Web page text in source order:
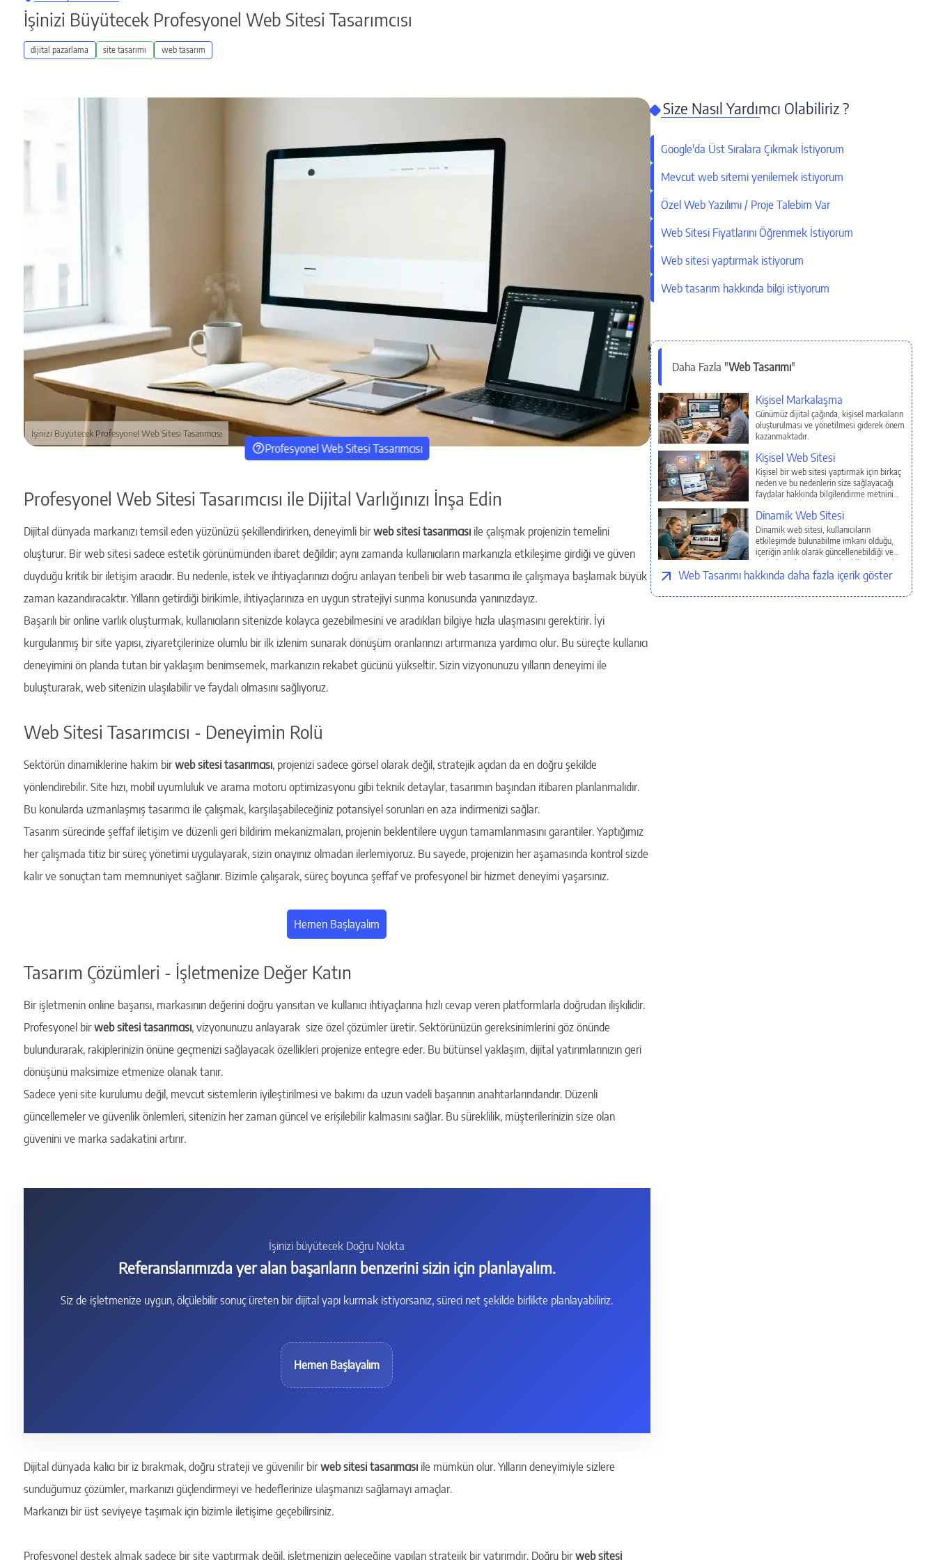
İşinizi Büyütecek Profesyonel Web Sitesi Tasarımcısı
İşinizi Büyütecek Profesyonel Web Sitesi Tasarımcısı
Profesyonel Web Sitesi Tasarımcısı
Profesyonel Web Sitesi Tasarımcısı ile Dijital Varlığınızı İnşa Edin
Dijital dünyada markanızı temsil eden yüzünüzü şekillendirirken, deneyimli birweb sitesi tasarımcısıile çalışmak projenizin temelini
oluşturur. Bir web sitesi sadece estetik görünümünden ibaret değildir; aynı zamanda kullanıcıların markanızla etkileşime girdiği ve güven
duyduğu kritik bir iletişim aracıdır. Bu nedenle, istek ve ihtiyaçlarınızı doğru anlayan teribeli bir web tasarımcı ile çalışmaya başlamak büyük
zaman kazandıracaktır. Yılların getirdiği birikimle, ihtiyaçlarınıza en uygun stratejiyi sunma konusunda yanınızdayız.
Başarılı bir online varlık oluşturmak, kullanıcıların sitenizde kolayca gezebilmesini ve aradıkları bilgiye hızla ulaşmasını gerektirir. İyi
kurgulanmış bir site yapısı, ziyaretçilerinize olumlu bir ilk izlenim sunarak dönüşüm oranlarınızı artırmanıza yardımcı olur. Bu süreçte kullanıcı
deneyimini ön planda tutan bir yaklaşım benimsemek, markanızın rekabet gücünü yükseltir. Sizin vizyonunuzu yılların deneyimi ile
buluşturarak, web sitenizin ulaşılabilir ve faydalı olmasını sağlıyoruz.
Web Sitesi Tasarımcısı - Deneyimin Rolü
Sektörün dinamiklerine hakim birweb sitesi tasarımcısı, projenizi sadece görsel olarak değil, stratejik açıdan da en doğru şekilde
yönlendirebilir. Site hızı, mobil uyumluluk ve arama motoru optimizasyonu gibi teknik detaylar, tasarımın başından itibaren planlanmalıdır.
Bu konularda uzmanlaşmış tasarımcı ile çalışmak, karşılaşabileceğiniz potansiyel sorunları en aza indirmenizi sağlar.
Tasarım sürecinde şeffaf iletişim ve düzenli geri bildirim mekanizmaları, projenin beklentilere uygun tamamlanmasını garantiler. Yaptığımız
her çalışmada titiz bir süreç yönetimi uygulayarak, sizin onayınız olmadan ilerlemiyoruz. Bu sayede, projenizin her aşamasında kontrol sizde
kalır ve sonuçtan tam memnuniyet sağlanır. Bizimle çalışarak, süreç boyunca şeffaf ve profesyonel bir hizmet deneyimi yaşarsınız.
Hemen Başlayalım
Tasarım Çözümleri - İşletmenize Değer Katın
Bir işletmenin online başarısı, markasının değerini doğru yansıtan ve kullanıcı ihtiyaçlarına hızlı cevap veren platformlarla doğrudan ilişkilidir.
Profesyonel birweb sitesi tasarımcısı, vizyonunuzu anlayarak size özel çözümler üretir. Sektörünüzün gereksinimlerini göz önünde
bulundurarak, rakiplerinizin önüne geçmenizi sağlayacak özellikleri projenize entegre eder. Bu bütünsel yaklaşım, dijital yatırımlarınızın geri
dönüşünü maksimize etmenize olanak tanır.
Sadece yeni site kurulumu değil, mevcut sistemlerin iyileştirilmesi ve bakımı da uzun vadeli başarının anahtarlarındandır. Düzenli
güncellemeler ve güvenlik önlemleri, sitenizin her zaman güncel ve erişilebilir kalmasını sağlar. Bu süreklilik, müşterilerinizin size olan
güvenini ve marka sadakatini artırır.
İşinizi büyütecek Doğru Nokta
Referanslarımızda yer alan başarıların benzerini sizin için planlayalım.
Siz de işletmenize uygun, ölçülebilir sonuç üreten bir dijital yapı kurmak istiyorsanız, süreci net şekilde birlikte planlayabiliriz.
Hemen Başlayalım
Dijital dünyada kalıcı bir iz bırakmak, doğru strateji ve güvenilir birweb sitesi tasarımcısıile mümkün olur. Yılların deneyimiyle sizlere
sunduğumuz çözümler, markanızı güçlendirmeyi ve hedeflerinize ulaşmanızı sağlamayı amaçlar.
Markanızı bir üst seviyeye taşımak için bizimle iletişime geçebilirsiniz.
Profesyonel destek almak sadece bir site yaptırmak değil, işletmenizin geleceğine yapılan stratejik bir yatırımdır. Doğru birweb sitesi
Size Nasıl Yardımcı Olabiliriz ?
Google'da Üst Sıralara Çıkmak İstiyorum
Mevcut web sitemi yenilemek istiyorum
Özel Web Yazılımı / Proje Talebim Var
Web Sitesi Fiyatlarını Öğrenmek İstiyorum
Web sitesi yaptırmak istiyorum
Web tasarım hakkında bilgi istiyorum
Daha Fazla "Web Tasarımı"
İlgili Sayfalar Kişisel Markalaşma
Günümüz dijital çağında, kişisel markaların
oluşturulması ve yönetilmesi giderek önem
kazanmaktadır.
Kişisel Web Sitesi
Kişisel bir web sitesi yaptırmak için birkaç
neden ve bu nedenlerin size sağlayacağı
faydalar hakkında bilgilendirme metnini
Dinamik Web Sitesi
Dinamik web sitesi, kullanıcıların
etkileşimde bulunabilme imkanı olduğu,
içeriğin anlık olarak güncellenebildiği ve
veritabanıyla entegre çalışabilen bir web
sitesidir.
Web Tasarımı